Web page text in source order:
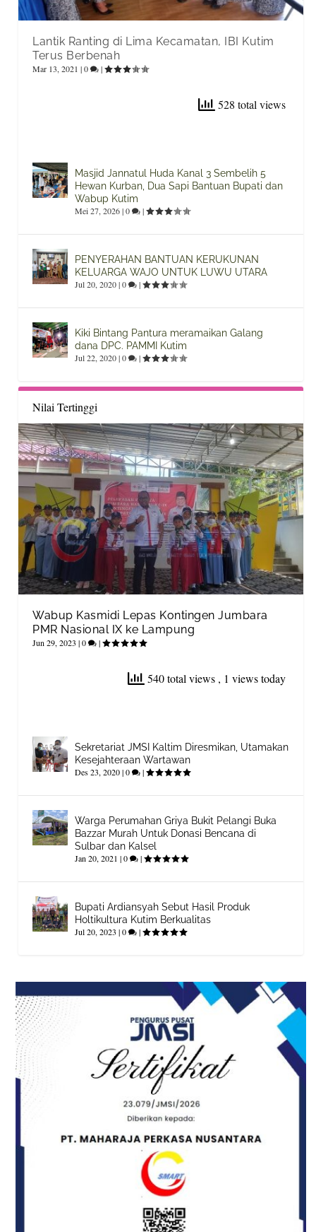
Lantik Ranting di Lima Kecamatan, IBI Kutim
Terus Berbenah
Mar 13, 2021 |0 |
528 total views
Masjid Jannatul Huda Kanal 3 Sembelih 5
Hewan Kurban, Dua Sapi Bantuan Bupati dan
Wabup Kutim
Mei 27, 2026|0 |
PENYERAHAN BANTUAN KERUKUNAN
KELUARGA WAJO UNTUK LUWU UTARA
Jul 20, 2020|0 |
Kiki Bintang Pantura meramaikan Galang
dana DPC. PAMMI Kutim
Jul 22, 2020|0 |
Nilai Tertinggi
Wabup Kasmidi Lepas Kontingen Jumbara
PMR Nasional IX ke Lampung
Jun 29, 2023 |0 |
540 total views , 1 views today
Sekretariat JMSI Kaltim Diresmikan, Utamakan
Kesejahteraan Wartawan
Des 23, 2020|0 |
Warga Perumahan Griya Bukit Pelangi Buka
Bazzar Murah Untuk Donasi Bencana di
Sulbar dan Kalsel
Jan 20, 2021 |0 |
Bupati Ardiansyah Sebut Hasil Produk
Holtikultura Kutim Berkualitas
Jul 20, 2023 |0 |